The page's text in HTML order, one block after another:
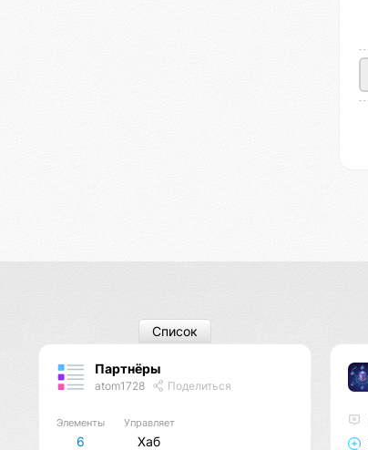
Партнёры
atom1728 Поделиться
Элементы
6
Управляет
Хаб
Список